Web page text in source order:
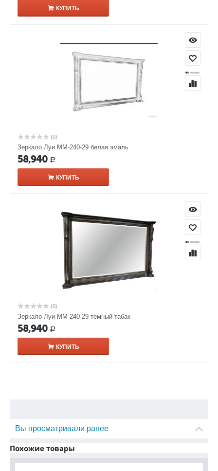
КУПИТЬ
(0)
Зеркало Луи ММ-240-29 белая эмаль
58,940 Р
КУПИТЬ
(0)
Зеркало Луи ММ-240-29 темный табак
58,940 Р
КУПИТЬ
Вы просматривали ранее
Похожие товары